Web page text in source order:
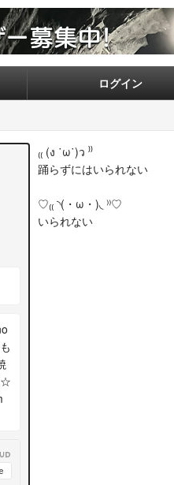
ログイン
₍₍ (ง ˙ω˙)ว ⁾⁾
踊らずにはいられない
♡₍₍ ◝(・ω・)◟ ⁾⁾♡
いられない